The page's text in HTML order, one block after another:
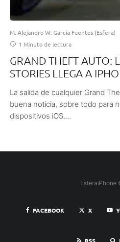
M. Alejandro W. García Fuentes (Esfera)
1 Minuto de lectura
GRAND THEFT AUTO:
STORIES LLEGA A
La salida de cualquier Grand
buena noticia, sobre todo para
dispositivos iOS....
EsferaiPhone
FACEBOOK X
RSS